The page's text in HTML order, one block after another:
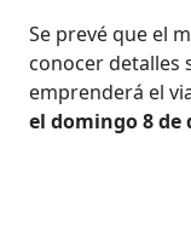
Se prevé que el
conocer detalles
emprenderá el
el domingo 8 de